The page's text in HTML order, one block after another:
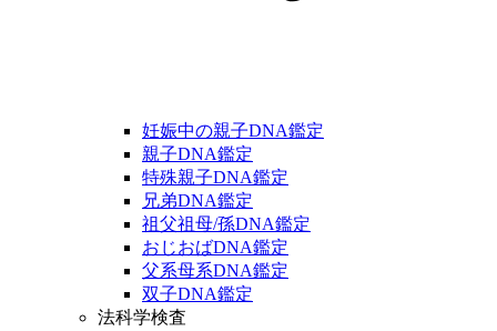
妊娠中の親子DNA鑑定
親子DNA鑑定
特殊親子DNA鑑定
兄弟DNA鑑定
祖父祖母/孫DNA鑑定
おじおばDNA鑑定
父系母系DNA鑑定
双子DNA鑑定
法科学検査